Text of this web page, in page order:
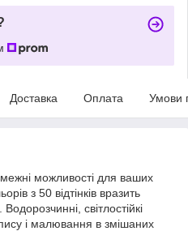
Доставка Оплата Умови
можливості для ваших
з 50 відтінків вразить
світлостійкі
і малювання в змішаних